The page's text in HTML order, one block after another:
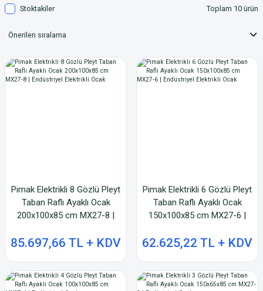
Stoktakiler Toplam 10 ürün
Pimak Elektrikli 8 Gözlü Pleyt
Taban Raflı Ayaklı Ocak
200x100x85 cm MX27-8 |
85.697,66 TL + KDV
Pimak Elektrikli 6 Gözlü Pleyt
Taban Raflı Ayaklı Ocak
150x100x85 cm MX27-6 |
62.625,22 TL + KDV